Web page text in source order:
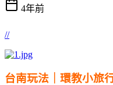
4年前
//
台南玩法｜環教小旅